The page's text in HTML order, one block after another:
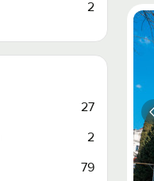
2
27
2
79